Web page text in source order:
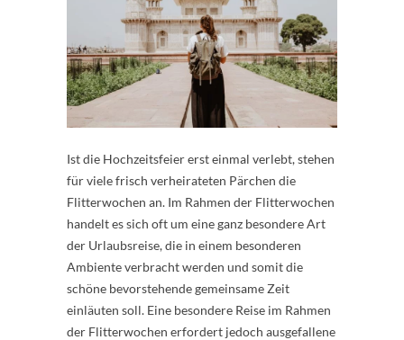
Ist die Hochzeitsfeier erst einmal verlebt, stehen
für viele frisch verheirateten Pärchen die
Flitterwochen an. Im Rahmen der Flitterwochen
handelt es sich oft um eine ganz besondere Art
der Urlaubsreise, die in einem besonderen
Ambiente verbracht werden und somit die
schöne bevorstehende gemeinsame Zeit
einläuten soll. Eine besondere Reise im Rahmen
der Flitterwochen erfordert jedoch ausgefallene